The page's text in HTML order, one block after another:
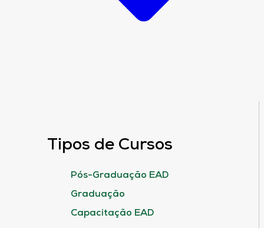
Tipos de Cursos
Pós-Graduação EAD
Graduação
Capacitação EAD